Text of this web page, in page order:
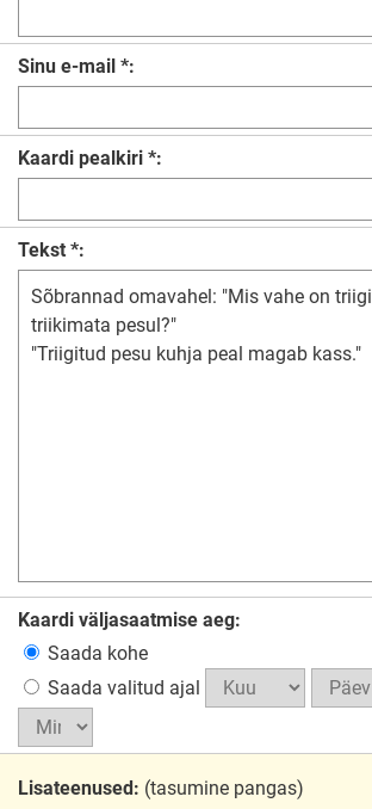
Sinu e-mail *:
Kaardi pealkiri *:
Tekst *:
Kaardi väljasaatmise aeg:
Saada kohe
Saada valitud ajal
Lisateenused: (tasumine pangas)